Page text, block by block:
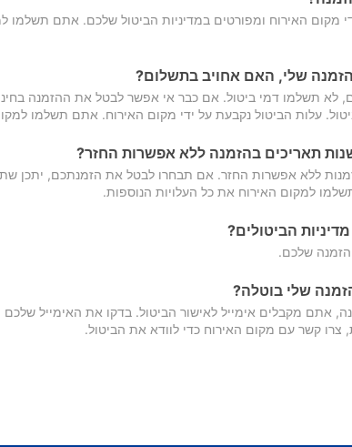
מקום האירוח ומפורטים במדיניות הביטול שלכם. אתם תשלמו
שלי, האם אחויב בתשלום?
לא תשלמו דמי ביטול. אם כבר אי אפשר לבטל את ההזמנה
עלות הביטול נקבעת על ידי מקום האירוח. אתם תשלמו
תאריכים בהזמנה ללא אפשרות החזר?
ללא אפשרות החזר. אם תבחרו לבטל את הזמנתכם, יתכן
למקום האירוח את כל העלויות הנוספות.
הביטולים?
שלכם.
שלי בוטלה?
אתם מקבלים אימייל לאישור הביטול. בדקו את האימייל